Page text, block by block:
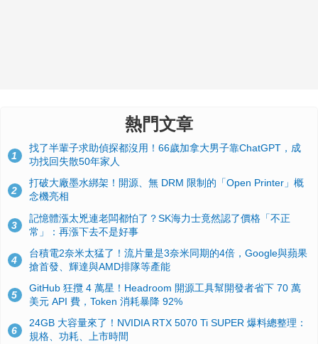
熱門文章
1
找了半輩子求助偵探都沒用！66歲加拿大男子靠ChatGPT，成
功找回失散50年家人
2
打破大廠墨水綁架！開源、無 DRM 限制的「Open Printer」概
念機亮相
3
記憶體漲太兇連老闆都怕了？SK海力士竟然認了價格「不正
常」：再漲下去不是好事
4
台積電2奈米太猛了！流片量是3奈米同期的4倍，Google與蘋果
搶首發、輝達與AMD排隊等產能
5
GitHub 狂攬 4 萬星！Headroom 開源工具幫開發者省下 70 萬
美元 API 費，Token 消耗暴降 92%
6
24GB 大容量來了！NVIDIA RTX 5070 Ti SUPER 爆料總整理：
規格、功耗、上市時間